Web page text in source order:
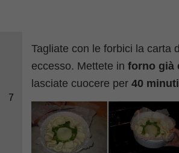
7
Tagliate con le forbici la carta
eccesso. Mettete inforno già
lasciate cuocere per40 minuti